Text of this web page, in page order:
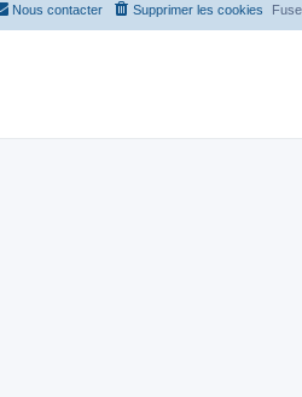
Supprimer les cookies
Nous contacter